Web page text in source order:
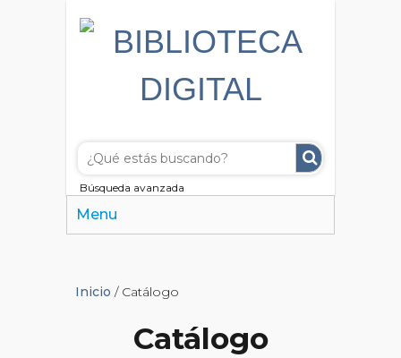
Búsqueda avanzada
Menu
Inicio / Catálogo
Catálogo